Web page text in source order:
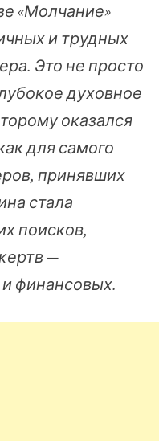
«Молчание»
и трудных
Это не просто
духовное
оказался
для самого
принявших
стала
поисков,
—
финансовых.